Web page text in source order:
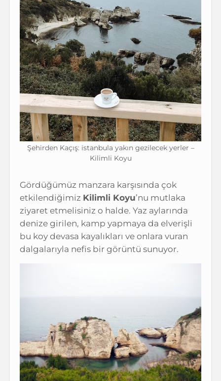
Şehirden Kaçış: istanbula yakın gezilecek yerler –
Kilimli Koyu
Gördüğümüz manzara karşısında çok
etkilendiğimiz Kilimli Koyu’nu mutlaka
ziyaret etmelisiniz o halde. Yaz aylarında
denize girilen, kamp yapmaya da elverişli
bu koy devasa kayalıkları ve onlara vuran
dalgalarıyla nefis bir görüntü sunuyor.